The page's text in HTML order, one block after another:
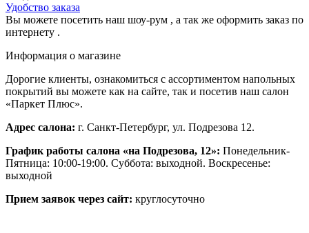
Удобство заказа
Вы можете посетить наш шоу-рум , а так же оформить заказ по
интернету .
Информация о магазине
Дорогие клиенты, ознакомиться с ассортиментом напольных
покрытий вы можете как на сайте, так и посетив наш салон
«Паркет Плюс».
Адрес салона: г. Санкт-Петербург, ул. Подрезова 12.
График работы салона «на Подрезова, 12»: Понедельник-
Пятница: 10:00-19:00. Суббота: выходной. Воскресенье:
выходной
Прием заявок через сайт: круглосуточно